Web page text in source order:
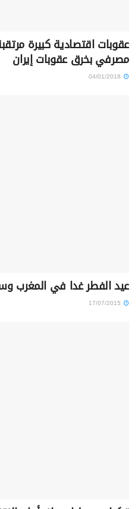
عقوبات اقتصادية كبيرة
مصرفي بخرق عقوبات إيران
عيد الفطر غدا في المغرب